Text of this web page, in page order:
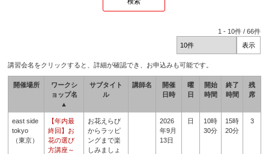
1 - 10件 /66件
講習会名をクリックすると、詳細が確認でき、お申込みも可能です。
開催場所
ワークシ
ョップ名
▲
サブタイト
ル
講師名
開催
日時
曜
日
開始
時間
終了
時間
残
席
east side
tokyo
（東京）
【年内最
終回】お
花の選び
方講座～
お花えらび
からラッピ
ングまで楽
しみましょ
2026
年9月
13日
日
10時
30分
15時
20分
3